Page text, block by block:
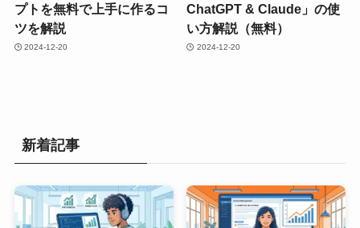
プトを無料で上手に作るコ
ツを解説
2024-12-20
ChatGPT & Claude」の使
い方解説（無料）
2024-12-20
新着記事